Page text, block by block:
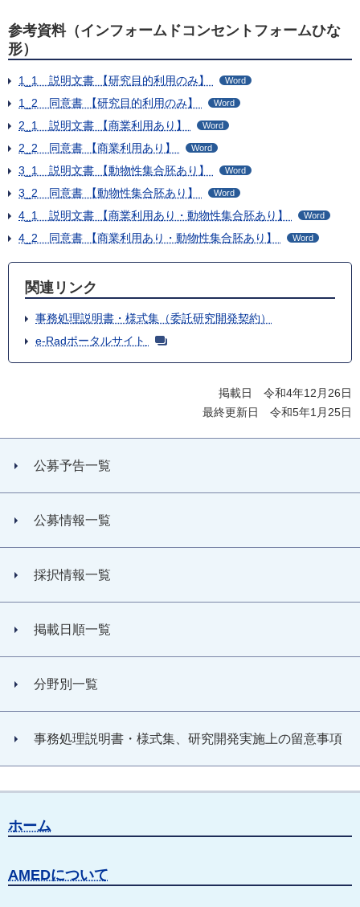
参考資料（インフォームドコンセントフォームひな
形）
1_1 説明文書 【研究目的利用のみ】 Word
1_2 同意書 【研究目的利用のみ】 Word
2_1 説明文書 【商業利用あり】 Word
2_2 同意書 【商業利用あり】 Word
3_1 説明文書 【動物性集合胚あり】 Word
3_2 同意書 【動物性集合胚あり】 Word
4_1 説明文書 【商業利用あり・動物性集合胚あり】 Word
4_2 同意書 【商業利用あり・動物性集合胚あり】 Word
関連リンク
事務処理説明書・様式集（委託研究開発契約）
e-Radポータルサイト
掲載日 令和4年12月26日
最終更新日 令和5年1月25日
公募予告一覧
公募情報一覧
採択情報一覧
掲載日順一覧
分野別一覧
事務処理説明書・様式集、研究開発実施上の留意事項
ホーム
AMEDについて